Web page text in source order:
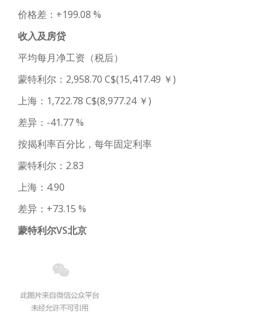
价格差：+199.08 %
收入及房贷
平均每月净工资（税后）
蒙特利尔：2,958.70 C$(15,417.49 ￥)
上海：1,722.78 C$(8,977.24 ￥)
差异：-41.77 %
按揭利率百分比，每年固定利率
蒙特利尔：2.83
上海：4.90
差异：+73.15 %
蒙特利尔VS北京